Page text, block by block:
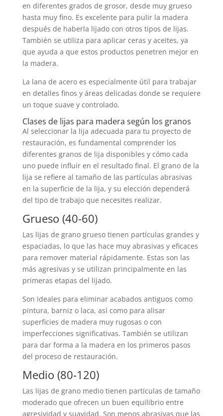
en diferentes grados de grosor, desde muy grueso
hasta muy fino. Es excelente para pulir la madera
después de haberla lijado con otros tipos de lijas.
También se utiliza para aplicar ceras y aceites, ya
que ayuda a que estos productos penetren mejor en
la madera.
La lana de acero es especialmente útil para trabajar
en detalles finos y áreas delicadas donde se requiere
un toque suave y controlado.
Clases de lijas para madera según los granos
Al seleccionar la lija adecuada para tu proyecto de
restauración, es fundamental comprender los
diferentes granos de lija disponibles y cómo cada
uno puede influir en el resultado final. El grano de la
lija se refiere al tamaño de las partículas abrasivas
en la superficie de la lija, y su elección dependerá
del tipo de trabajo que necesites realizar.
Grueso (40-60)
Las lijas de grano grueso tienen partículas grandes y
espaciadas, lo que las hace muy abrasivas y eficaces
para remover material rápidamente. Estas son las
más agresivas y se utilizan principalmente en las
primeras etapas del lijado.
Son ideales para eliminar acabados antiguos como
pintura, barniz o laca, así como para alisar
superficies de madera muy rugosas o con
imperfecciones significativas. También se utilizan
para dar forma a la madera en los primeros pasos
del proceso de restauración.
Medio (80-120)
Las lijas de grano medio tienen partículas de tamaño
moderado que ofrecen un buen equilibrio entre
agresividad y suavidad. Son menos abrasivas que las